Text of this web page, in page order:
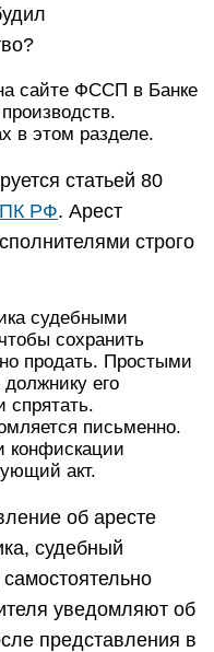
сайте ФССП в Банке
в этом разделе.
статьей 80
РФ. Арест
строго
судебными
сохранить
продать. Простыми
его
спрятать.
письменно.
конфискации
акт.
об аресте
судебный
уведомляют об
представления в